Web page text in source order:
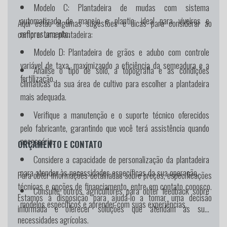
Modelo C: Plantadeira de mudas com sistema
automatizado de manejo e plantio, ideal para viveiros e
reflorestamento.
Modelo D: Plantadeira de grãos e adubo com controle
variável de taxa, maximizando a eficiência da semeadura e a
fertilização.
Aqui estão algumas sugestões e dicas para considerar ao
comprar uma plantadeira:
Analise o tipo de solo, a topografia e as condições
climáticas da sua área de cultivo para escolher a plantadeira
mais adequada.
Verifique a manutenção e o suporte técnico oferecidos
pelo fabricante, garantindo que você terá assistência quando
necessário.
Considere a capacidade de personalização da plantadeira
para atender às necessidades específicas da sua operação.
Consulte outros agricultores para obter feedback sobre
modelos específicos e aprender com suas experiências.
ORÇAMENTO E CONTATO
Para obter informações detalhadas sobre preços, especificações
técnicas e opções de financiamento, entre em contato conosco.
Estamos à disposição para ajudá-lo a tomar uma decisão
informada e oferecer soluções que atendam às suas
necessidades agrícolas.